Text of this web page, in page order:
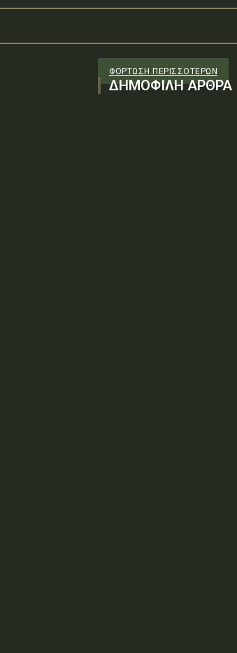
ΦΌΡΤΩΣΗ ΠΕΡΙΣΣΟΤΈΡΩΝ
ΔΗΜΟΦΙΛΗ ΑΡΘΡΑ